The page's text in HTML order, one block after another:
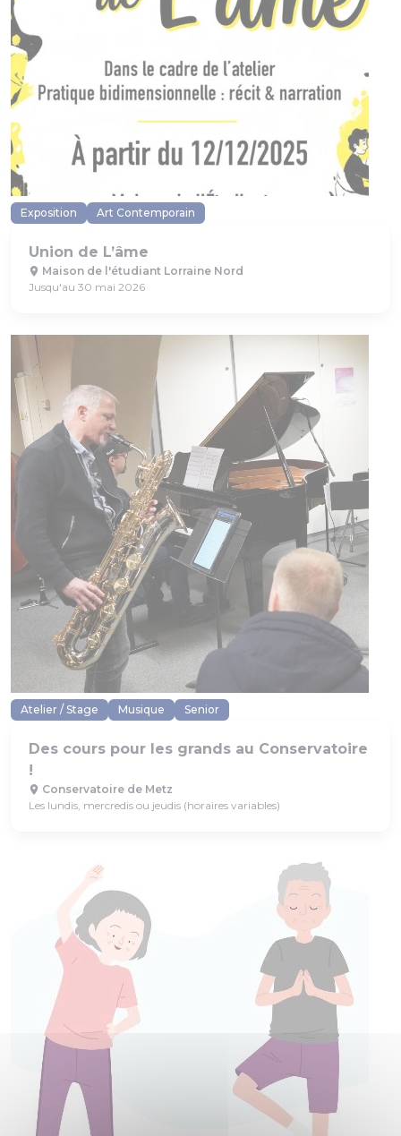
Exposition Art Contemporain
Union de L’âme
Maison de l'étudiant Lorraine Nord
Jusqu'au 30 mai 2026
Atelier / Stage Musique Senior
Des cours pour les grands au Conservatoire
!
Conservatoire de Metz
Les lundis, mercredis ou jeudis (horaires variables)